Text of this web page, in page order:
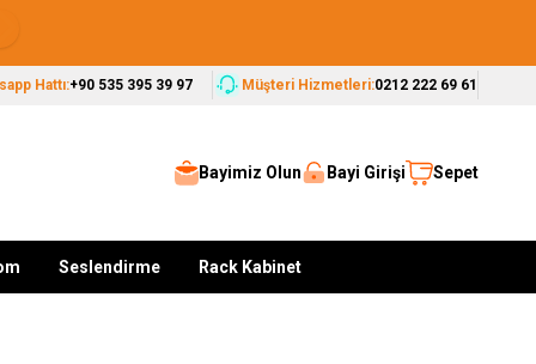
Hattı:+90 535 395 39 97 Müşteri Hizmetleri:0212 222 69 61
Bayimiz Olun Bayi Girişi Sepet
Seslendirme Rack Kabinet